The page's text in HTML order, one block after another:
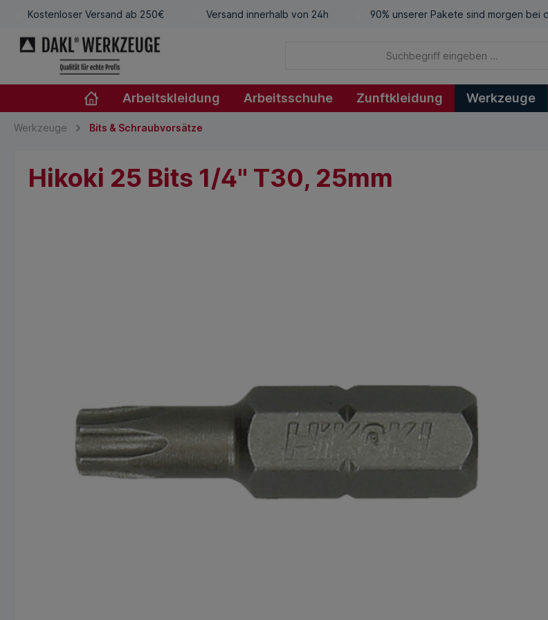
Kostenloser Versand ab 250€ Versand innerhalb von 24h 90% unserer Pakete sind morgen bei
Arbeitskleidung Arbeitsschuhe Zunftkleidung Werkzeuge
Werkzeuge Bits & Schraubvorsätze
Hikoki 25 Bits 1/4" T30, 25mm